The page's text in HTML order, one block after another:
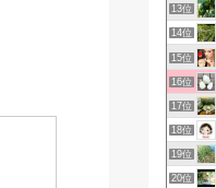
13位
14位
15位
16位
17位
18位
19位
20位